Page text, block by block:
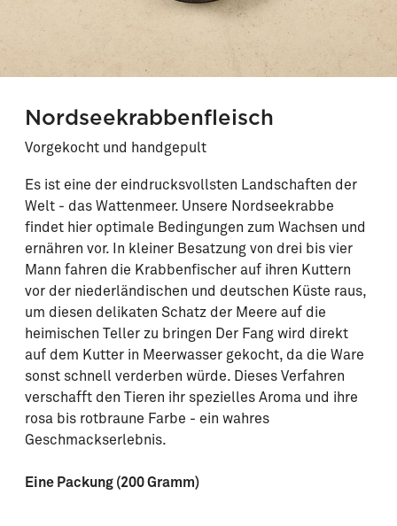
Nordseekrabbenfleisch
Vorgekocht und handgepult
Es ist eine der eindrucksvollsten Landschaften der
Welt - das Wattenmeer. Unsere Nordseekrabbe
findet hier optimale Bedingungen zum Wachsen und
ernähren vor. In kleiner Besatzung von drei bis vier
Mann fahren die Krabbenfischer auf ihren Kuttern
vor der niederländischen und deutschen Küste raus,
um diesen delikaten Schatz der Meere auf die
heimischen Teller zu bringen Der Fang wird direkt
auf dem Kutter in Meerwasser gekocht, da die Ware
sonst schnell verderben würde. Dieses Verfahren
verschafft den Tieren ihr spezielles Aroma und ihre
rosa bis rotbraune Farbe - ein wahres
Geschmackserlebnis.
Eine Packung (200 Gramm)